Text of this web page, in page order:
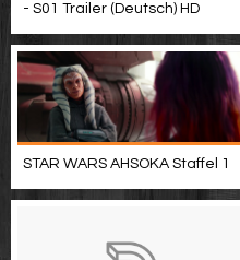
- S01 Trailer (Deutsch) HD
STAR WARS AHSOKA Staffel 1